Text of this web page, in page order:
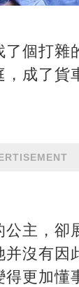
個打雜
成了貨
主，卻
并沒有因
更加懂